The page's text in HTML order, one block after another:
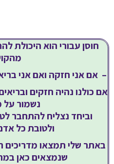
חוסן עבורי הוא היכולת
– אם אני חזקה ואם אני
אם כולנו נהיה חזקים
נשמור על
וביחד נצליח להתחבר
ולטובת כל
באתר שלי תמצאו מדריכים
שנמצאים כאן